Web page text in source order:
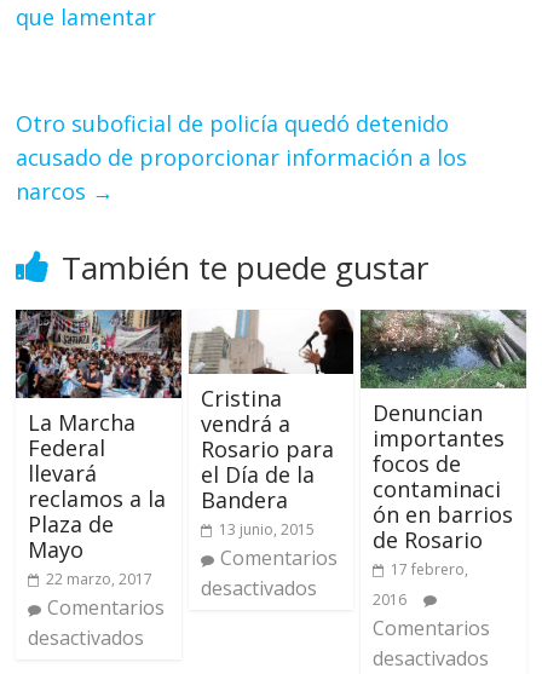
que lamentar
Otro suboficial de policía quedó detenido
acusado de proporcionar información a los
narcos →
También te puede gustar
La Marcha
Federal
llevará
reclamos a la
Plaza de
Mayo
22 marzo, 2017
Comentarios
desactivados
Cristina
vendrá a
Rosario para
el Día de la
Bandera
13 junio, 2015
Comentarios
desactivados
Denuncian
importantes
focos de
contaminaci
ón en barrios
de Rosario
17 febrero,
2016
Comentarios
desactivados